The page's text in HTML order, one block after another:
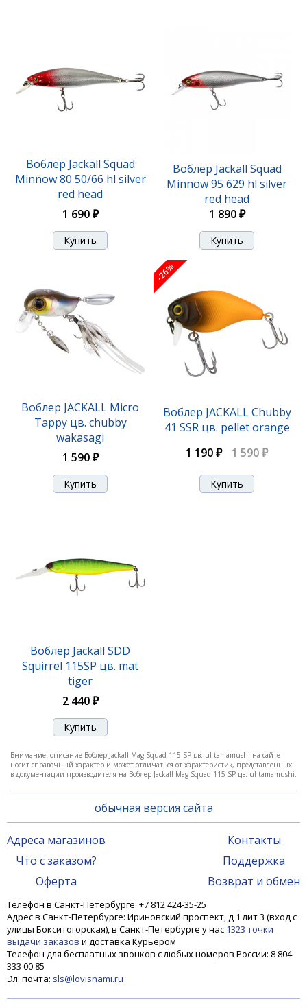
Воблер Jackall Mag Squad 115 SP matt gold tiger
2 070 ₽
Воблер Jackall Mag Squad 115 SP tennessee shad
2 070 ₽
Воблер Jackall Mag Squad 115 SP uv secret chart
clear tiger
Воблер Jackall Squad
Minnow 80 50/66 hl silver
red head
1 690 ₽
Воблер Jackall Squad
Minnow 95 629 hl silver
red head
1 890 ₽
Воблер JACKALL Micro
Tappy цв. chubby
wakasagi
1 590 ₽
-26%
Воблер JACKALL Chubby
41 SSR цв. pellet orange
1 190 ₽
1 590 ₽
Воблер Jackall SDD
Squirrel 115SP цв. mat
tiger
2 440 ₽
Внимание: описание Воблер Jackall Mag Squad 115 SP цв. ul tamamushi на сайте
носит справочный характер и может отличаться от характеристик, представленных
в документации производителя на Воблер Jackall Mag Squad 115 SP цв. ul tamamushi.
обычная версия сайта
Адреса магазинов
Что с заказом?
Оферта
Контакты
Поддержка
Возврат и обмен
Телефон в Санкт-Петербурге: +7 812 424-35-25
Адрес в Санкт-Петербурге: Ириновский проспект, д 1 лит 3 (вход с
улицы Бокситогорская), в Санкт-Петербурге у нас 1323 точки
выдачи заказов и доставка Курьером
Телефон для бесплатных звонков с любых номеров России: 8 804
333 00 85
Эл. почта: sls@lovisnami.ru